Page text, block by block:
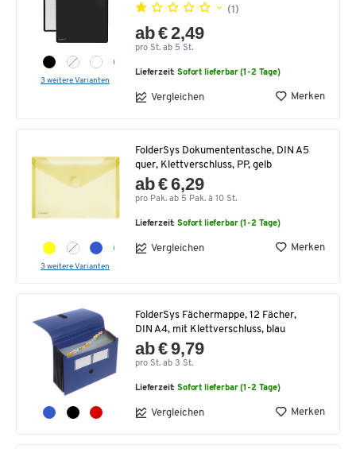
3 weitere Varianten
(1)
ab € 2,49
pro St. ab 5 St.
Lieferzeit:Sofort lieferbar (1-2 Tage)
Vergleichen Merken
3 weitere Varianten
FolderSys Dokumententasche, DIN A5
quer, Klettverschluss, PP, gelb
ab € 6,29
pro Pak. ab 5 Pak. à 10 St.
Lieferzeit:Sofort lieferbar (1-2 Tage)
Vergleichen Merken
FolderSys Fächermappe, 12 Fächer,
DIN A4, mit Klettverschluss, blau
ab € 9,79
pro St. ab 3 St.
Lieferzeit:Sofort lieferbar (1-2 Tage)
Vergleichen Merken